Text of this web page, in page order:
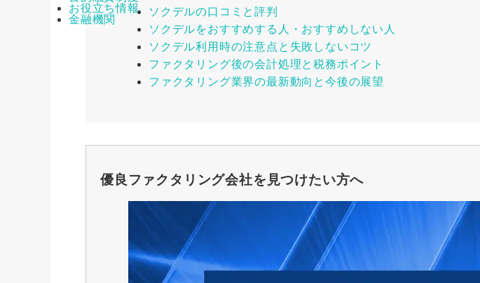
お役立ち情報
金融機関
ソクデルの口コミと評判
ソクデルをおすすめする人・おすすめしない人
ソクデル利用時の注意点と失敗しないコツ
ファクタリング後の会計処理と税務ポイント
ファクタリング業界の最新動向と今後の展望
優良ファクタリング会社を見つけたい方へ